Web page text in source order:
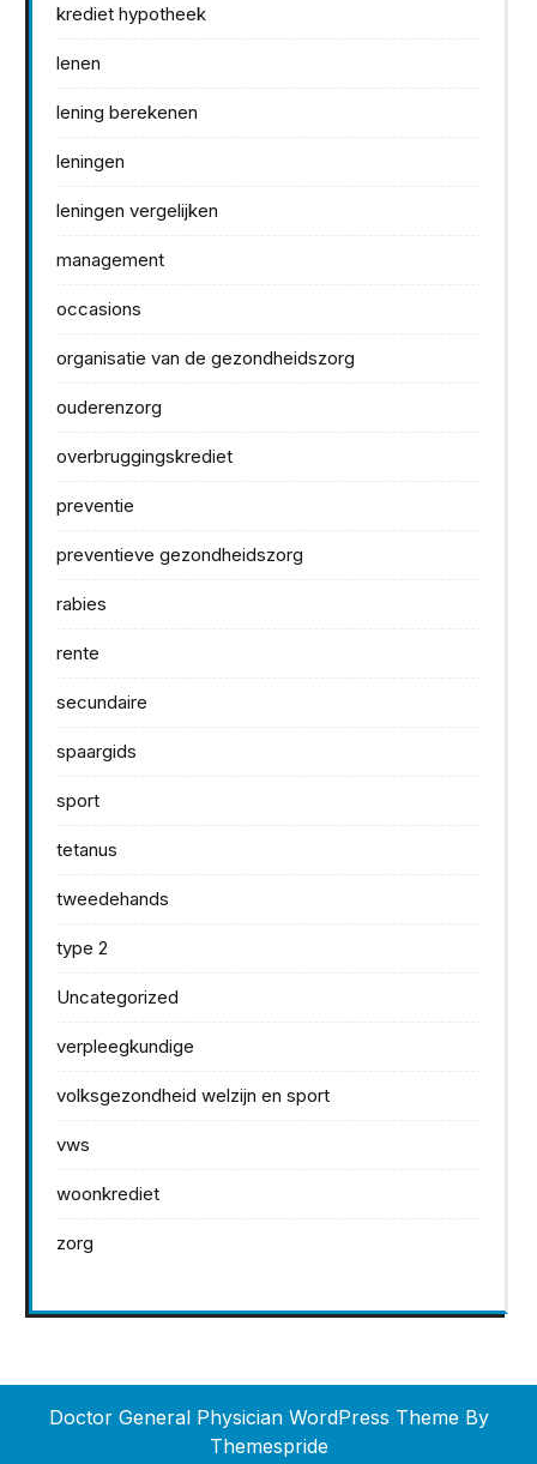
krediet hypotheek
lenen
lening berekenen
leningen
leningen vergelijken
management
occasions
organisatie van de gezondheidszorg
ouderenzorg
overbruggingskrediet
preventie
preventieve gezondheidszorg
rabies
rente
secundaire
spaargids
sport
tetanus
tweedehands
type 2
Uncategorized
verpleegkundige
volksgezondheid welzijn en sport
vws
woonkrediet
zorg
Doctor General Physician WordPress ThemeBy
Themespride